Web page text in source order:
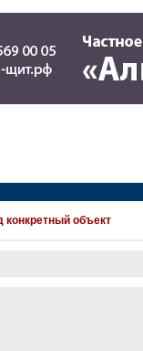
конкретный объект